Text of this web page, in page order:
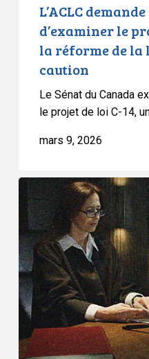
réforme
libération
sous
L’ACLC
d’examiner le
la réforme de
caution
Le Sénat du Canada
le projet de loi C-14,
mars 9, 2026
Déclaration
de
l’ACLC
sur
la
proposition
de
cautionnement
en
espèces